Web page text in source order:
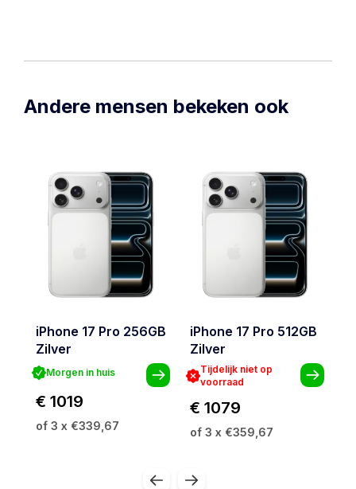
Andere mensen bekeken ook
iPhone 17 Pro 256GB
Zilver
Morgen in huis
€ 1019
of 3 x €339,67
iPhone 17 Pro 512GB
Zilver
Tijdelijk niet op
voorraad
€ 1079
of 3 x €359,67